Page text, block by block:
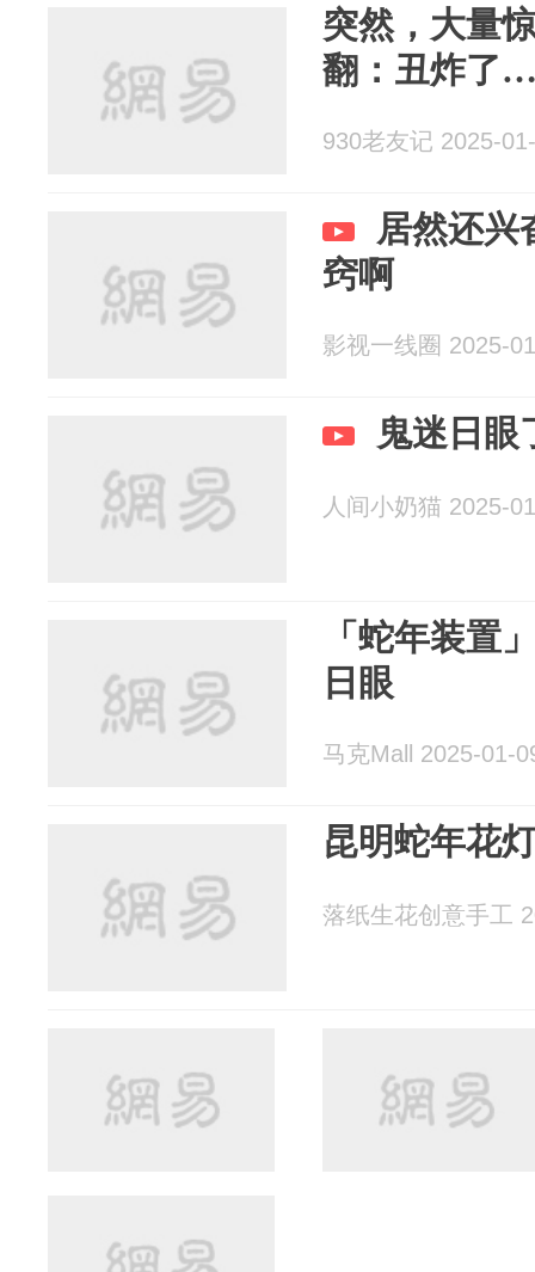
突然，大量
翻：丑炸
930老友记 2025-
居然还兴
窍啊
影视一线圈 2025-
鬼迷日眼
人间小奶猫 2025-
「蛇年装置
日眼
马克Mall 2025-01-
昆明蛇年花
落纸生花创意手工